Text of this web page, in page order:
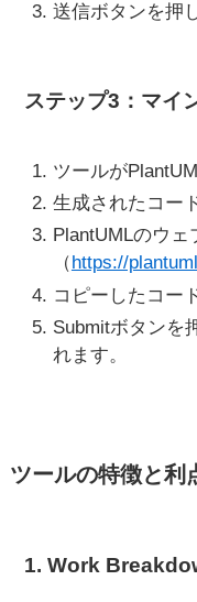
送信ボタンを押
ステップ3：マイ
ツールが
生成されたコー
PlantUMLのウェ
（ https://
コピーしたコー
Submitボタンを
れます。
ツールの特徴と利
1. Work